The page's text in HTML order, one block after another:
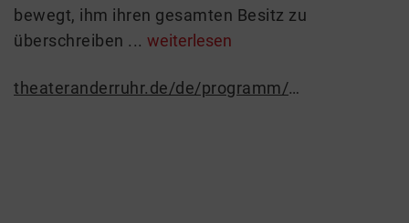
bewegt, ihm ihren gesamten Besitz zu
überschreiben ... weiterlesen
theateranderruhr.de/de/programm/stuecke/9034-drowning-girls